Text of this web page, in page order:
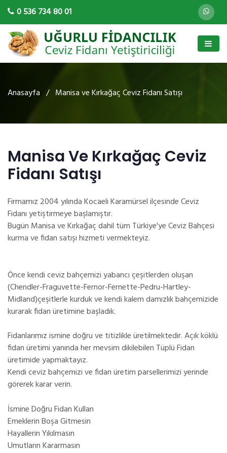
0 536 734 80 01
Anasayfa / Manisa ve Kırkağaç Ceviz Fidanı Satışı
Manisa Ve Kırkağaç Ceviz
Fidanı Satışı
Firmamız 2004 yılında Kocaeli Karamürsel ilçesinde Ceviz
Fidanı yetiştirmeye başlamıştır.
Bugün Manisa ve Kırkağaç dahil tüm Türkiye'ye Ceviz Bahçesi
kurma ve fidan satışı hizmeti vermekteyiz.
Önce kendi ceviz bahçemizi yabancı çeşitlerden oluşan
(Chendler-Fraguvette-Fernor-Fernette-Pedru-Hartley-
Midland)çeşitlerle kurduk ve kendi kalem damızlık bahçemizide
kurarak fidan üretimine başladık.
Fidanlarımız ismine doğru ve titizlikle üretilmektedir. Açık köklü
fidan üretimi yanında her mevsim dikilebilen Tüplü Fidan
üretimide yapmaktayız.
Kendi ceviz bahçemizi ve fidan üretim parsellerimizi yerinde
görerek karar verin.
İsmine Doğru Fidan Kullan
Emeklerin Boşa Gitmesin
Hayallerin Yıkılmasın
Umutların Kararmasın